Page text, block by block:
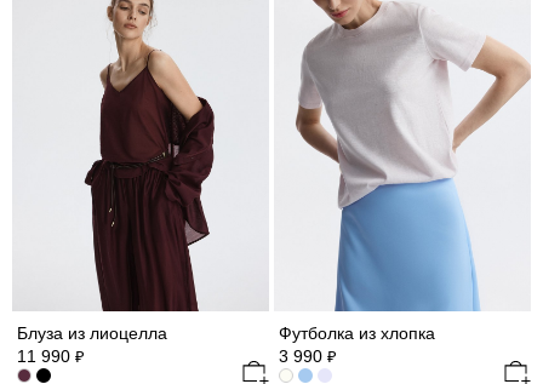
Блуза из лиоцелла
11 990 ₽
Футболка из хлопка
3 990 ₽